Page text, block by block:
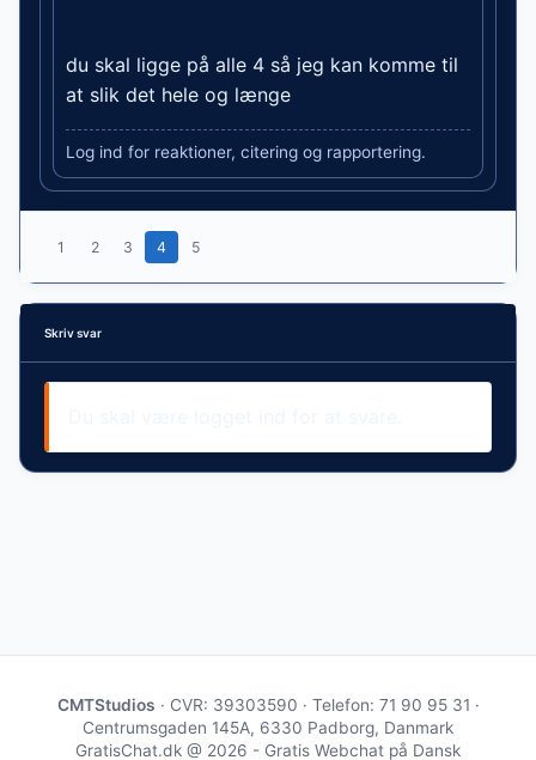
du skal ligge på alle 4 så jeg kan komme til
at slik det hele og længe
Log ind for reaktioner, citering og rapportering.
1 2 3 4 5
Skriv svar
CMTStudios · CVR: 39303590 · Telefon: 71 90 95 31 ·
Centrumsgaden 145A, 6330 Padborg, Danmark
GratisChat.dk @ 2026 - Gratis Webchat på Dansk